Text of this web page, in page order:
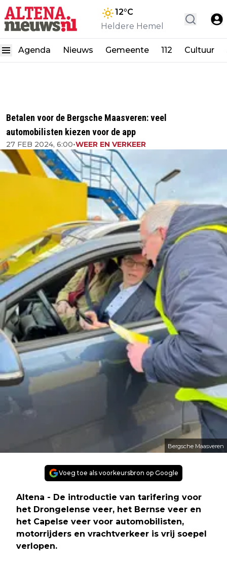
12°C
Heldere Hemel
Agenda Nieuws Gemeente 112 Cultuur
Betalen voor de Bergsche Maasveren: veel
automobilisten kiezen voor de app
27 FEB 2024, 6:00•WEER EN VERKEER
Bergsche Maasveren
Voeg toe als voorkeursbron op Google
Altena - De introductie van tarifering voor
het Drongelense veer, het Bernse veer en
het Capelse veer voor automobilisten,
motorrijders en vrachtverkeer is vrij soepel
verlopen.